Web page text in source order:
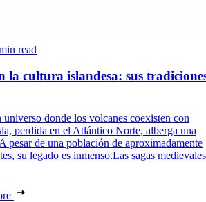
read
la cultura islandesa: sus
donde los volcanes coexisten con
perdida en el Atlántico Norte, alberga una
pesar de una población de aproximadamente
su legado es inmenso.Las sagas